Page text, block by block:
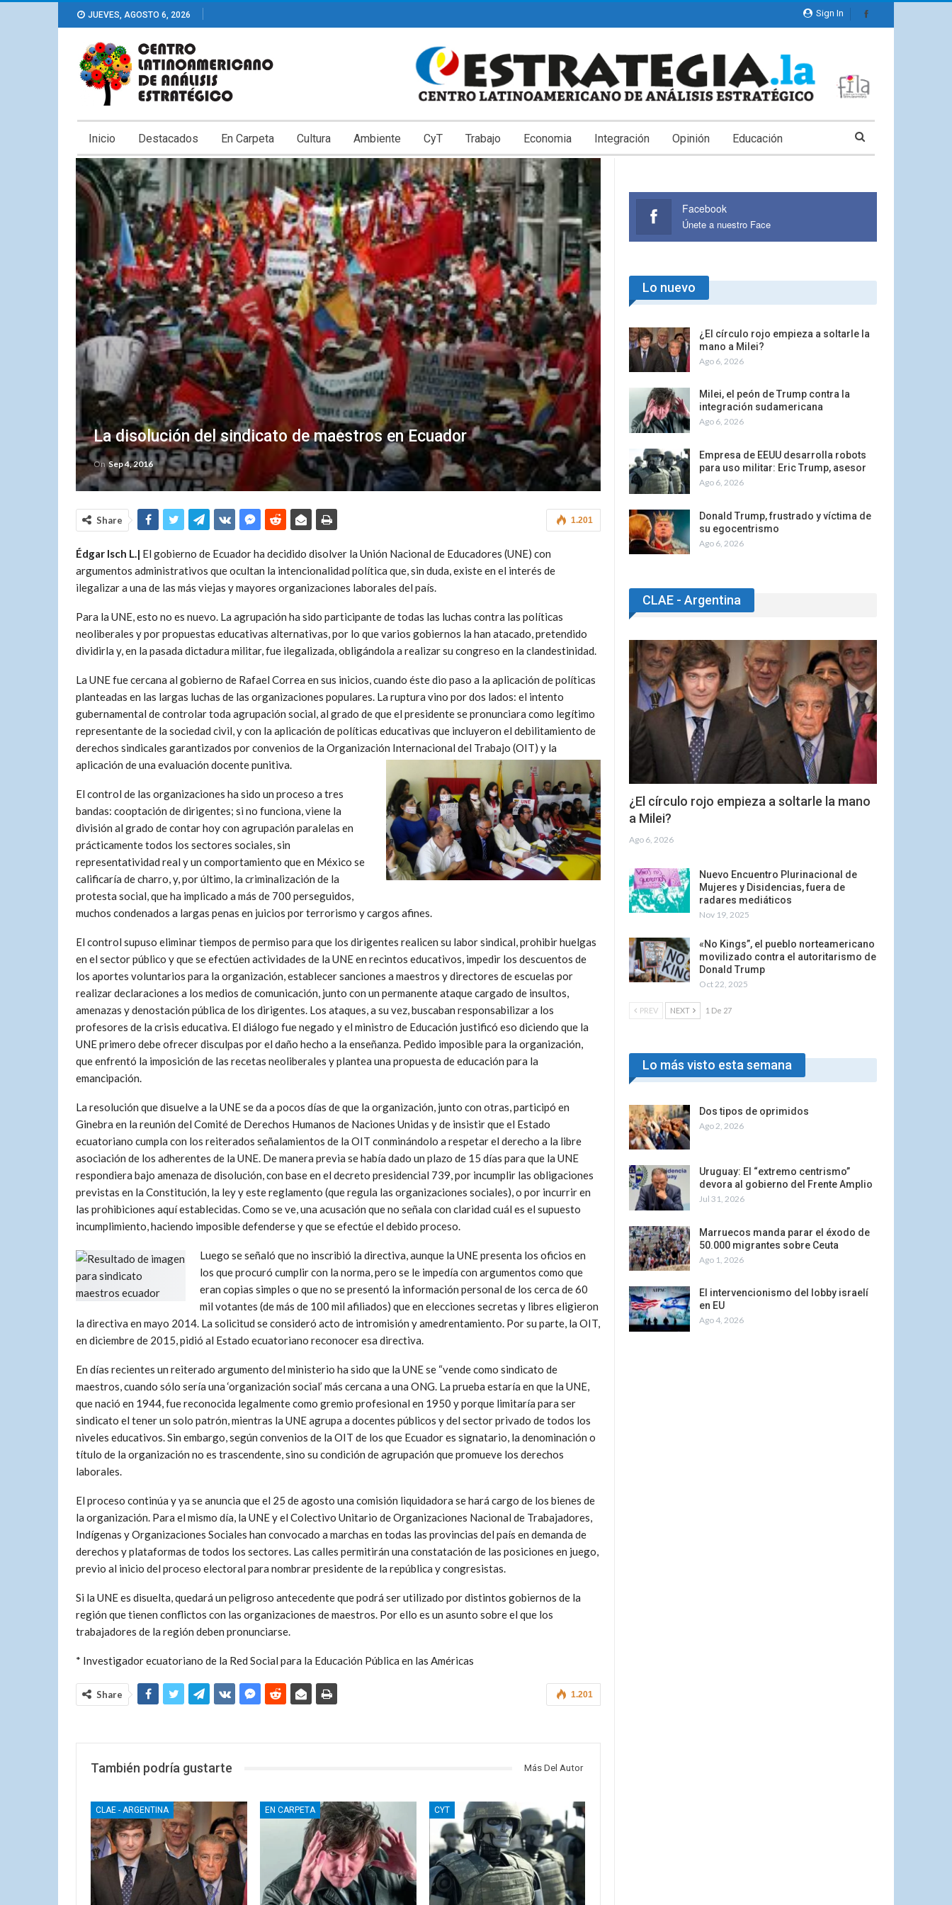
Sign In
JUEVES, AGOSTO 6, 2026
Inicio Destacados En Carpeta Cultura Ambiente CyT Trabajo Economia Integración Opinión Educación
La disolución del sindicato de maestros en Ecuador
OnSep 4, 2016
1.201
Share
Édgar Isch L.| El gobierno de Ecuador ha decidido disolver la Unión Nacional de Educadores (UNE) con
argumentos administrativos que ocultan la intencionalidad política que, sin duda, existe en el interés de
ilegalizar a una de las más viejas y mayores organizaciones laborales del país.
Para la UNE, esto no es nuevo. La agrupación ha sido participante de todas las luchas contra las políticas
neoliberales y por propuestas educativas alternativas, por lo que varios gobiernos la han atacado, pretendido
dividirla y, en la pasada dictadura militar, fue ilegalizada, obligándola a realizar su congreso en la clandestinidad.
La UNE fue cercana al gobierno de Rafael Correa en sus inicios, cuando éste dio paso a la aplicación de políticas
planteadas en las largas luchas de las organizaciones populares. La ruptura vino por dos lados: el intento
gubernamental de controlar toda agrupación social, al grado de que el presidente se pronunciara como legítimo
representante de la sociedad civil, y con la aplicación de políticas educativas que incluyeron el debilitamiento de
derechos sindicales garantizados por convenios de la Organización Internacional del Trabajo (OIT) y la
aplicación de una evaluación docente punitiva.
El control de las organizaciones ha sido un proceso a tres
bandas: cooptación de dirigentes; si no funciona, viene la
división al grado de contar hoy con agrupación paralelas en
prácticamente todos los sectores sociales, sin
representatividad real y un comportamiento que en México se
calificaría de charro, y, por último, la criminalización de la
protesta social, que ha implicado a más de 700 perseguidos,
muchos condenados a largas penas en juicios por terrorismo y cargos afines.
El control supuso eliminar tiempos de permiso para que los dirigentes realicen su labor sindical, prohibir huelgas
en el sector público y que se efectúen actividades de la UNE en recintos educativos, impedir los descuentos de
los aportes voluntarios para la organización, establecer sanciones a maestros y directores de escuelas por
realizar declaraciones a los medios de comunicación, junto con un permanente ataque cargado de insultos,
amenazas y denostación pública de los dirigentes. Los ataques, a su vez, buscaban responsabilizar a los
profesores de la crisis educativa. El diálogo fue negado y el ministro de Educación justificó eso diciendo que la
UNE primero debe ofrecer disculpas por el daño hecho a la enseñanza. Pedido imposible para la organización,
que enfrentó la imposición de las recetas neoliberales y plantea una propuesta de educación para la
emancipación.
La resolución que disuelve a la UNE se da a pocos días de que la organización, junto con otras, participó en
Ginebra en la reunión del Comité de Derechos Humanos de Naciones Unidas y de insistir que el Estado
ecuatoriano cumpla con los reiterados señalamientos de la OIT conminándolo a respetar el derecho a la libre
asociación de los adherentes de la UNE. De manera previa se había dado un plazo de 15 días para que la UNE
respondiera bajo amenaza de disolución, con base en el decreto presidencial 739, por incumplir las obligaciones
previstas en la Constitución, la ley y este reglamento (que regula las organizaciones sociales), o por incurrir en
las prohibiciones aquí establecidas. Como se ve, una acusación que no señala con claridad cuál es el supuesto
incumplimiento, haciendo imposible defenderse y que se efectúe el debido proceso.
Luego se señaló que no inscribió la directiva, aunque la UNE presenta los oficios en
los que procuró cumplir con la norma, pero se le impedía con argumentos como que
eran copias simples o que no se presentó la información personal de los cerca de 60
mil votantes (de más de 100 mil afiliados) que en elecciones secretas y libres eligieron
la directiva en mayo 2014. La solicitud se consideró acto de intromisión y amedrentamiento. Por su parte, la OIT,
en diciembre de 2015, pidió al Estado ecuatoriano reconocer esa directiva.
En días recientes un reiterado argumento del ministerio ha sido que la UNE se “vende como sindicato de
maestros, cuando sólo sería una ‘organización social’ más cercana a una ONG. La prueba estaría en que la UNE,
que nació en 1944, fue reconocida legalmente como gremio profesional en 1950 y porque limitaría para ser
sindicato el tener un solo patrón, mientras la UNE agrupa a docentes públicos y del sector privado de todos los
niveles educativos. Sin embargo, según convenios de la OIT de los que Ecuador es signatario, la denominación o
título de la organización no es trascendente, sino su condición de agrupación que promueve los derechos
laborales.
El proceso continúa y ya se anuncia que el 25 de agosto una comisión liquidadora se hará cargo de los bienes de
la organización. Para el mismo día, la UNE y el Colectivo Unitario de Organizaciones Nacional de Trabajadores,
Indígenas y Organizaciones Sociales han convocado a marchas en todas las provincias del país en demanda de
derechos y plataformas de todos los sectores. Las calles permitirán una constatación de las posiciones en juego,
previo al inicio del proceso electoral para nombrar presidente de la república y congresistas.
Si la UNE es disuelta, quedará un peligroso antecedente que podrá ser utilizado por distintos gobiernos de la
región que tienen conflictos con las organizaciones de maestros. Por ello es un asunto sobre el que los
trabajadores de la región deben pronunciarse.
* Investigador ecuatoriano de la Red Social para la Educación Pública en las Américas
1.201
Share
También podría gustarte Más Del Autor
CLAE - ARGENTINA EN CARPETA CYT
Facebook
Únete a nuestro Face
Lo nuevo
¿El círculo rojo empieza a soltarle la
mano a Milei?
Ago 6, 2026
Milei, el peón de Trump contra la
integración sudamericana
Ago 6, 2026
Empresa de EEUU desarrolla robots
para uso militar: Eric Trump, asesor
Ago 6, 2026
Donald Trump, frustrado y víctima de
su egocentrismo
Ago 6, 2026
CLAE - Argentina
¿El círculo rojo empieza a soltarle la mano
a Milei?
Ago 6, 2026
Nuevo Encuentro Plurinacional de
Mujeres y Disidencias, fuera de
radares mediáticos
Nov 19, 2025
«No Kings”, el pueblo norteamericano
movilizado contra el autoritarismo de
Donald Trump
Oct 22, 2025
PREV NEXT 1 De 27
Lo más visto esta semana
Dos tipos de oprimidos
Ago 2, 2026
Uruguay: El “extremo centrismo”
devora al gobierno del Frente Amplio
Jul 31, 2026
Marruecos manda parar el éxodo de
50.000 migrantes sobre Ceuta
Ago 1, 2026
El intervencionismo del lobby israelí
en EU
Ago 4, 2026